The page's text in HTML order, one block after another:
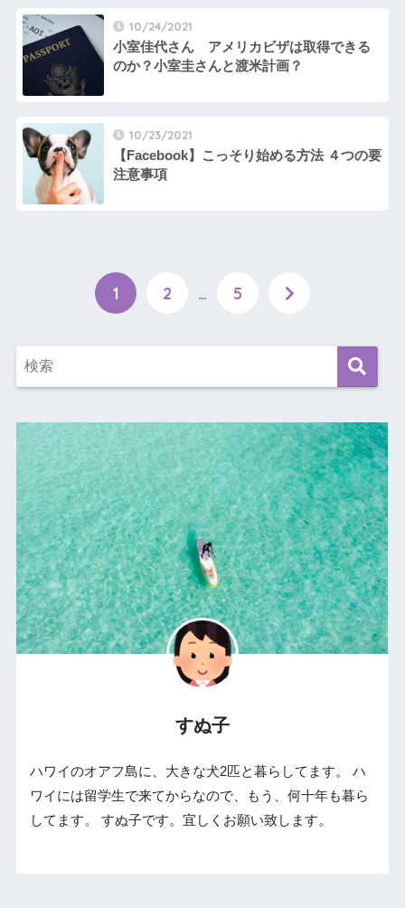
10/24/2021
小室佳代さん アメリカビザは取得できる
のか？小室圭さんと渡米計画？
10/23/2021
【Facebook】こっそり始める方法 ４つの要
注意事項
1 2 … 5
すぬ子
ハワイのオアフ島に、大きな犬2匹と暮らしてます。 ハ
ワイには留学生で来てからなので、もう、何十年も暮ら
してます。 すぬ子です。宜しくお願い致します。